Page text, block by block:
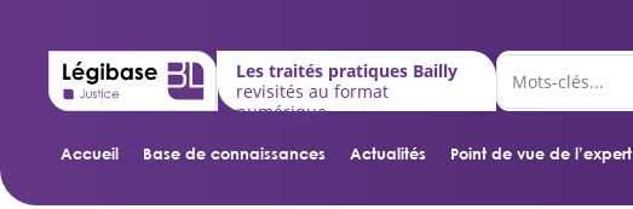
Accueil Base de connaissances Actualités Point de vue de l’expert
Les traités pratiques Bailly
revisités au format
numérique